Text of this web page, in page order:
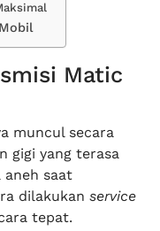
Matic
muncul secara
gigi yang terasa
aneh saat
dilakukan service
tepat.